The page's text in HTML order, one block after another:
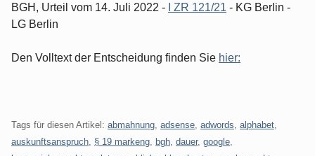
BGH, Urteil vom 14. Juli 2022 - I ZR 121/21 - KG Berlin -
LG Berlin
Den Volltext der Entscheidung finden Sie hier:
Tags für diesen Artikel: abmahnung adsense adwords alphabet
auskunftsanspruch § 19 markeng bgh dauer, google